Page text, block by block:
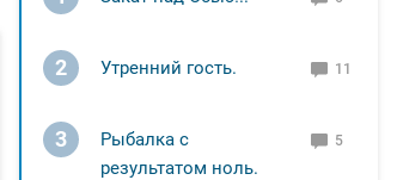
2 Утренний гость. 11
3
Рыбалка с
результатом ноль.
5